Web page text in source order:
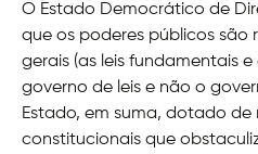
O Estado Democrático de
que os poderes públicos são
gerais (as leis fundamentais
governo de leis e não o
Estado, em suma, dotado de
constitucionais que